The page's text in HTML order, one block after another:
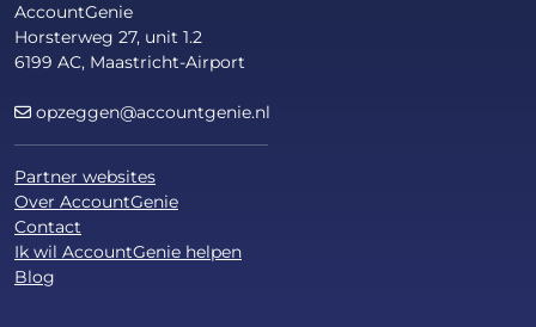
AccountGenie
Horsterweg 27, unit 1.2
6199 AC, Maastricht-Airport
opzeggen@accountgenie.nl
Partner websites
Over AccountGenie
Contact
Ik wil AccountGenie helpen
Blog